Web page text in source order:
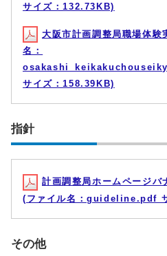
サイズ：132.73KB)
大阪市計画調整局職場体
名：
サイズ：158.39KB)
指針
計画調整局ホームページバ
(ファイル名：guideline.pdf
その他